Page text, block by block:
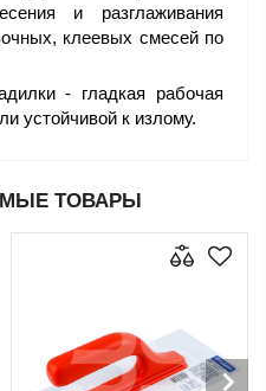
и разглаживания
клеевых смесей по
- гладкая рабочая
устойчивой к излому.
ТОВАРЫ